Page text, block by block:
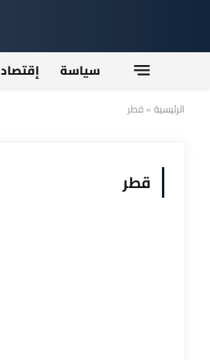
سياسة إقتصاد
الرئيسية»قطر
قطر